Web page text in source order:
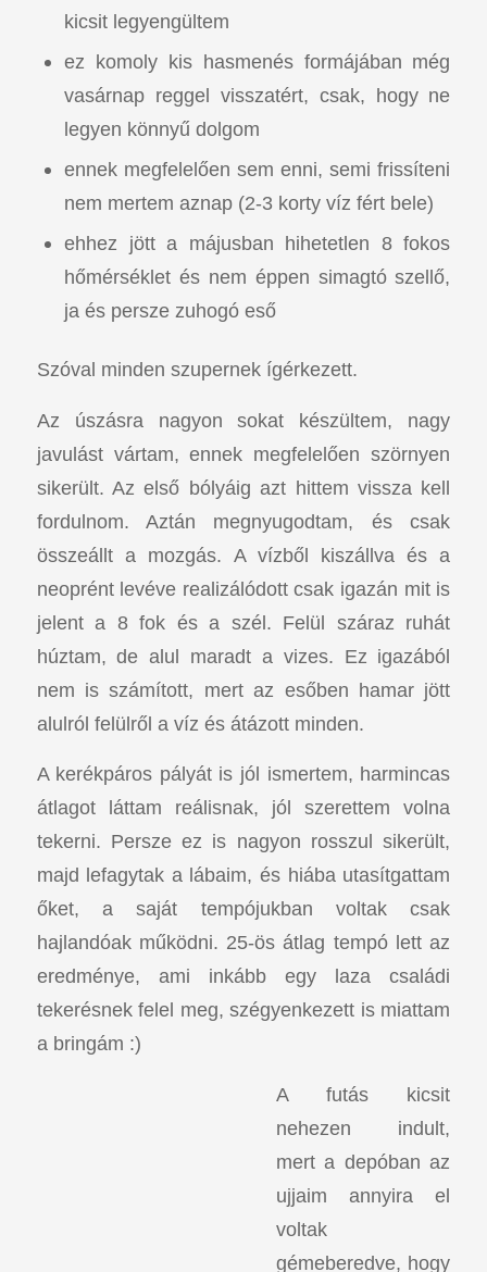
kicsit legyengültem
ez komoly kis hasmenés formájában még
vasárnap reggel visszatért, csak, hogy ne
legyen könnyű dolgom
ennek megfelelően sem enni, semi frissíteni
nem mertem aznap (2-3 korty víz fért bele)
ehhez jött a májusban hihetetlen 8 fokos
hőmérséklet és nem éppen simagtó szellő,
ja és persze zuhogó eső
Szóval minden szupernek ígérkezett.
Az úszásra nagyon sokat készültem, nagy
javulást vártam, ennek megfelelően szörnyen
sikerült. Az első bólyáig azt hittem vissza kell
fordulnom. Aztán megnyugodtam, és csak
összeállt a mozgás. A vízből kiszállva és a
neoprént levéve realizálódott csak igazán mit is
jelent a 8 fok és a szél. Felül száraz ruhát
húztam, de alul maradt a vizes. Ez igazából
nem is számított, mert az esőben hamar jött
alulról felülről a víz és átázott minden.
A kerékpáros pályát is jól ismertem, harmincas
átlagot láttam reálisnak, jól szerettem volna
tekerni. Persze ez is nagyon rosszul sikerült,
majd lefagytak a lábaim, és hiába utasítgattam
őket, a saját tempójukban voltak csak
hajlandóak működni. 25-ös átlag tempó lett az
eredménye, ami inkább egy laza családi
tekerésnek felel meg, szégyenkezett is miattam
a bringám :)
A futás kicsit
nehezen indult,
mert a depóban az
ujjaim annyira el
voltak
gémeberedve, hogy